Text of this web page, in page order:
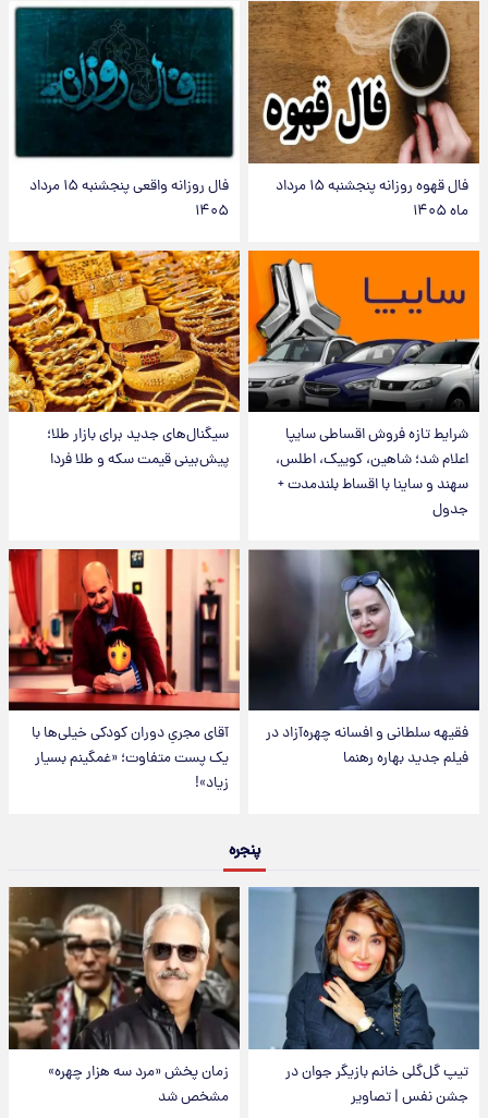
فال قهوه روزانه پنجشنبه ۱۵ مرداد
ماه ۱۴۰۵
فال روزانه واقعی پنجشنبه ۱۵ مرداد
۱۴۰۵
شرایط تازه فروش اقساطی سایپا
اعلام شد؛ شاهین، کوییک، اطلس،
سهند و ساینا با اقساط بلندمدت +
جدول
سیگنال‌های جدید برای بازار طلا؛
پیش‌بینی قیمت سکه و طلا فردا
فقیهه سلطانی و افسانه چهره‌آزاد در
فیلم جدید بهاره رهنما
آقای مجریِ دوران کودکی خیلی‌ها با
یک پست متفاوت؛ «غمگینم بسیار
زیاد»!
پنجره
تیپ گل‌گلی خانم بازیگر جوان در
جشن نفس | تصاویر
زمان پخش «مرد سه هزار چهره»
مشخص شد